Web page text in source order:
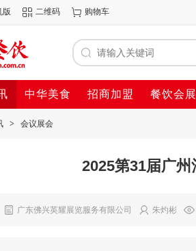
版 二维码 购物车
中华美食 招商加盟 餐饮会展
> 会议展会
2025第31届广
广东佛兴英耀展览服务有限公司 朱灼彬